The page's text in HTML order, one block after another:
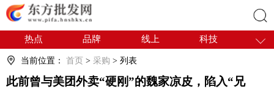
搜索
热点 品牌 线上
科技
干货
电商
会展
国内
当前位置： 首页 > 采购 > 列表
此前曾与美团外卖“硬刚”的魏家凉皮，陷入“兄